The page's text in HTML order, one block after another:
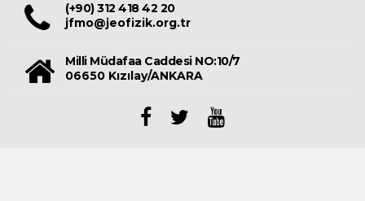
(+90) 312 418 42 20
jfmo@jeofizik.org.tr
Milli Müdafaa Caddesi NO:10/7
06650 Kızılay/ANKARA